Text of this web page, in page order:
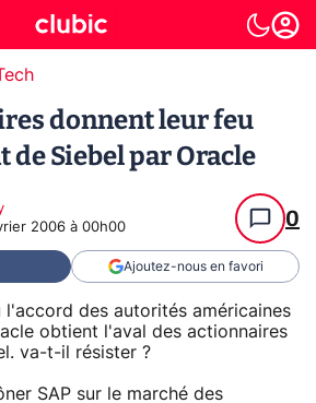
donnent leur feu
de Siebel par Oracle
2006 à 00h00 0
Ajoutez-nous en favori
l'accord des autorités américaines
obtient l'aval des actionnaires
va-t-il résister ?
SAP sur le marché des